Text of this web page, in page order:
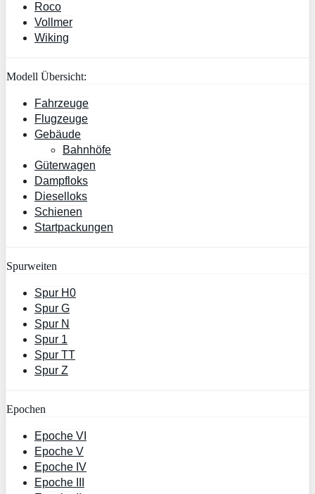
Roco
Vollmer
Wiking
Modell Übersicht:
Fahrzeuge
Flugzeuge
Gebäude
Bahnhöfe
Güterwagen
Dampfloks
Dieselloks
Schienen
Startpackungen
Spurweiten
Spur H0
Spur G
Spur N
Spur 1
Spur TT
Spur Z
Epochen
Epoche VI
Epoche V
Epoche IV
Epoche III